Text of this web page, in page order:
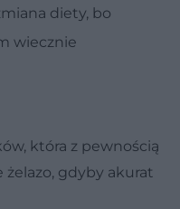
diety, bo
wiecznie
która z pewnością
żelazo, gdyby akurat